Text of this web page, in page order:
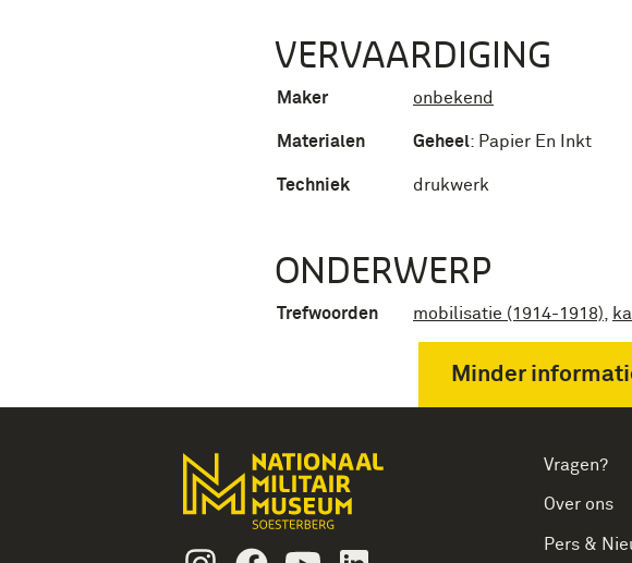
VERVAARDIGING
Maker onbekend
Materialen Geheel: Papier En Inkt
Techniek drukwerk
ONDERWERP
Trefwoorden mobilisatie (1914-1918)
Minder
InstagramFacebookYoutube
Vragen?
Over ons
Pers &